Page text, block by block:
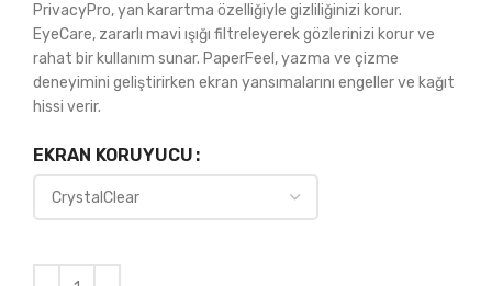
PrivacyPro, yan karartma özelliğiyle gizliliğinizi korur.
EyeCare, zararlı mavi ışığı filtreleyerek gözlerinizi korur ve
rahat bir kullanım sunar. PaperFeel, yazma ve çizme
deneyimini geliştirirken ekran yansımalarını engeller ve kağıt
hissi verir.
EKRAN KORUYUCU